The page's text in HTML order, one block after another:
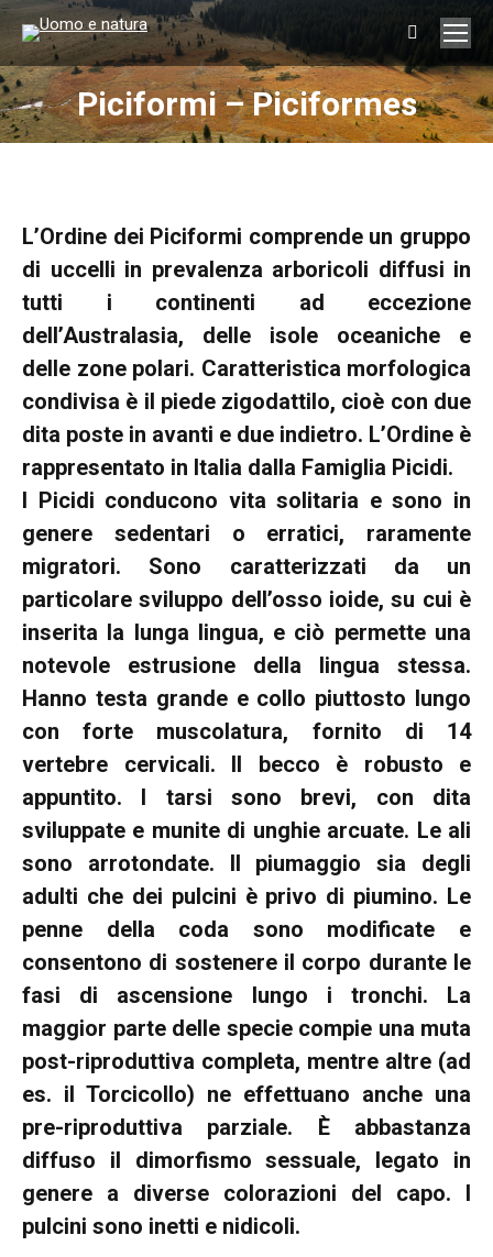
Search:
Piciformi – Piciformes
You are here:
L’Ordine dei Piciformi comprende un gruppo
di uccelli in prevalenza arboricoli diffusi in
tutti i continenti ad eccezione
dell’Australasia, delle isole oceaniche e
delle zone polari. Caratteristica morfologica
condivisa è il piede zigodattilo, cioè con due
dita poste in avanti e due indietro. L’Ordine è
rappresentato in Italia dalla Famiglia Picidi.
I Picidi conducono vita solitaria e sono in
genere sedentari o erratici, raramente
migratori. Sono caratterizzati da un
particolare sviluppo dell’osso ioide, su cui è
inserita la lunga lingua, e ciò permette una
notevole estrusione della lingua stessa.
Hanno testa grande e collo piuttosto lungo
con forte muscolatura, fornito di 14
vertebre cervicali. Il becco è robusto e
appuntito. I tarsi sono brevi, con dita
sviluppate e munite di unghie arcuate. Le ali
sono arrotondate. Il piumaggio sia degli
adulti che dei pulcini è privo di piumino. Le
penne della coda sono modificate e
consentono di sostenere il corpo durante le
fasi di ascensione lungo i tronchi. La
maggior parte delle specie compie una muta
post-riproduttiva completa, mentre altre (ad
es. il Torcicollo) ne effettuano anche una
pre-riproduttiva parziale. È abbastanza
diffuso il dimorfismo sessuale, legato in
genere a diverse colorazioni del capo. I
pulcini sono inetti e nidicoli.